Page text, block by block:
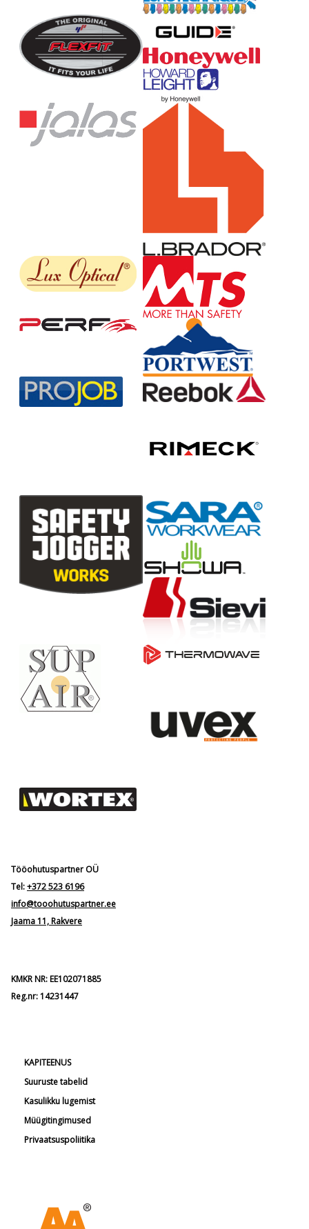
Tööohutuspartner OÜ
Tel:+372 523 6196
info@tooohutuspartner.ee
Jaama 11, Rakvere
KMKR NR: EE102071885
Reg.nr: 14231447
KAPITEENUS
Suuruste tabelid
Kasulikku lugemist
Müügitingimused
Privaatsuspoliitika